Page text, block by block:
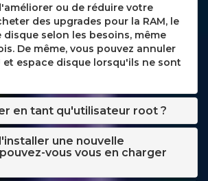
ou de réduire votre
des upgrades pour la RAM, le
disque selon les besoins, même
De même, vous pouvez annuler
et espace disque lorsqu'ils ne sont
en tant qu'utilisateur root ?
une nouvelle
vous vous en charger